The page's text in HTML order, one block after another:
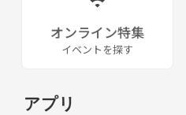
オンライン特集
イベントを探す
アプリ